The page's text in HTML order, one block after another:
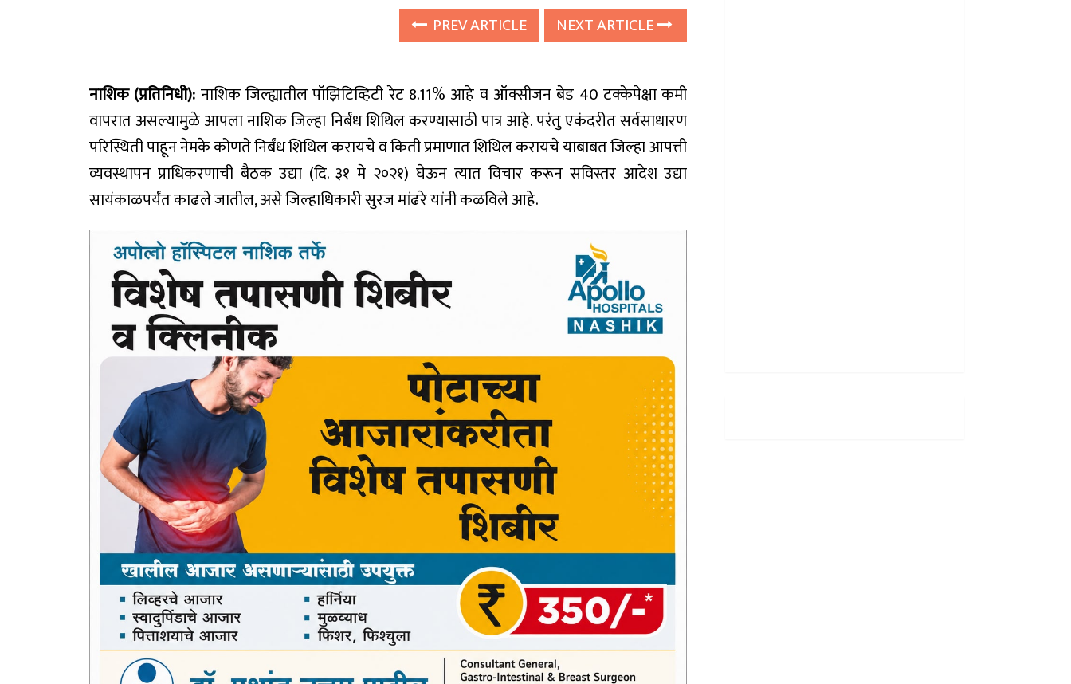
PREV ARTICLE NEXT ARTICLE
नाशिक (प्रतिनिधी): नाशिक जिल्ह्यातील पॉझिटिव्हिटी रेट 8.11% आहे व ऑक्सीजन बेड 40 टक्केपेक्षा कमी
वापरात असल्यामुळे आपला नाशिक जिल्हा निर्बंध शिथिल करण्यासाठी पात्र आहे. परंतु एकंदरीत सर्वसाधारण
परिस्थिती पाहून नेमके कोणते निर्बंध शिथिल करायचे व किती प्रमाणात शिथिल करायचे याबाबत जिल्हा आपत्ती
व्यवस्थापन प्राधिकरणाची बैठक उद्या (दि. ३१ मे २०२१) घेऊन त्यात विचार करून सविस्तर आदेश उद्या
सायंकाळपर्यंत काढले जातील, असे जिल्हाधिकारी सुरज मांढरे यांनी कळविले आहे.